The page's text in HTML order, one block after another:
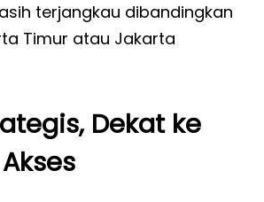
terjangkau dibandingkan
Timur atau Jakarta
Dekat ke